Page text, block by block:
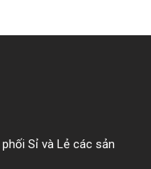
phối Sỉ và Lẻ các sản